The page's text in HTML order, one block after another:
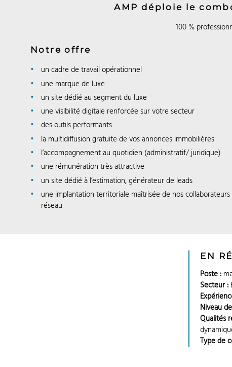
AMP déploie le
100 %
Notre offre
un cadre de travail opérationnel
une marque de luxe
un site dédié au segment du luxe
une visibilité digitale renforcée sur votre secteur
des outils performants
la multidiffusion gratuite de vos annonces immobilières
l’accompagnement au quotidien (administratif/ juridique)
une rémunération très attractive
un site dédié à l’estimation, générateur de leads
une implantation territoriale maîtrisée de nos
réseau
EN
Poste :
Secteur :
Niveau
Qualités
Type de